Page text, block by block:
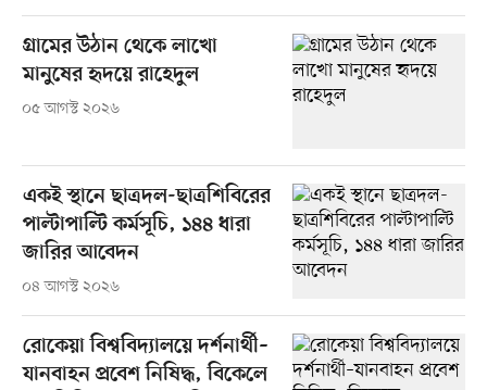
গ্রামের উঠান থেকে লাখো
মানুষের হৃদয়ে রাহেদুল
০৫ আগস্ট ২০২৬
একই স্থানে ছাত্রদল-ছাত্রশিবিরের
পাল্টাপাল্টি কর্মসূচি, ১৪৪ ধারা
জারির আবেদন
০৪ আগস্ট ২০২৬
রোকেয়া বিশ্ববিদ্যালয়ে দর্শনার্থী–
যানবাহন প্রবেশ নিষিদ্ধ, বিকেলে